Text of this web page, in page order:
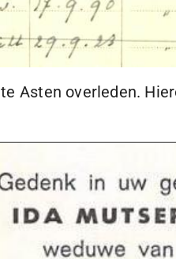
te Asten overleden.